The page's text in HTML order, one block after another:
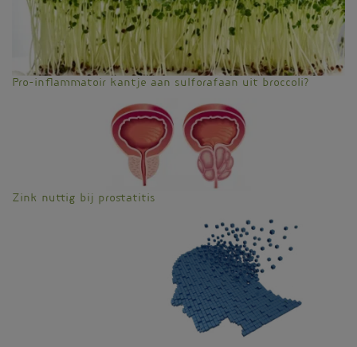
Pro-inflammatoir kantje aan sulforafaan uit broccoli?
Zink nuttig bij prostatitis